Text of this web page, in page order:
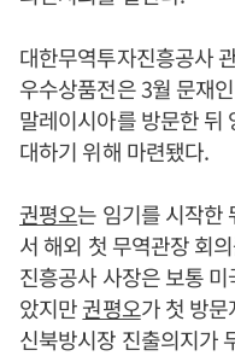
대한무역투자진흥공사
우수상품전은 3월 문재
말레이시아를 방문한 뒤
대하기 위해 마련됐다.
권평오는 임기를 시작한
서 해외 첫 무역관장 회
진흥공사 사장은 보통
았지만권평오가 첫 방
신북방시장 진출의지가